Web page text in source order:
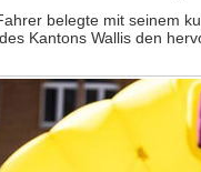
belegte mit seinem
Kantons Wallis den